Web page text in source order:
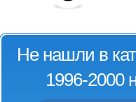
Не нашли в
1996-2000